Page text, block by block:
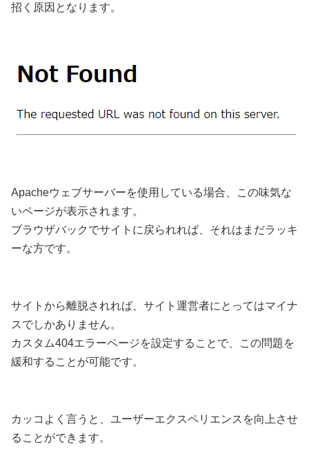
招く原因となります。
Apacheウェブサーバーを使用している場合、この味気な
いページが表示されます。
ブラウザバックでサイトに戻られれば、それはまだラッキ
ーな方です。
サイトから離脱されれば、サイト運営者にとってはマイナ
スでしかありません。
カスタム404エラーページを設定することで、この問題を
緩和することが可能です。
カッコよく言うと、ユーザーエクスペリエンスを向上させ
ることができます。